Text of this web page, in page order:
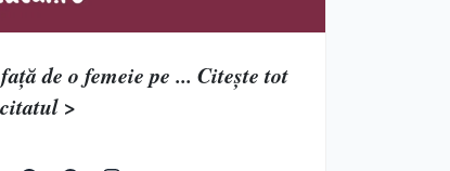
de o femeie pe ... Citește tot
citatul >